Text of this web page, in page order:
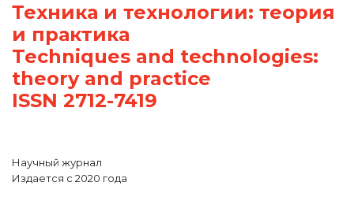
Техника и технологии: теория
и практика
Techniques and technologies:
theory and practice
ISSN 2712-7419
Научный журнал
Издается с 2020 года